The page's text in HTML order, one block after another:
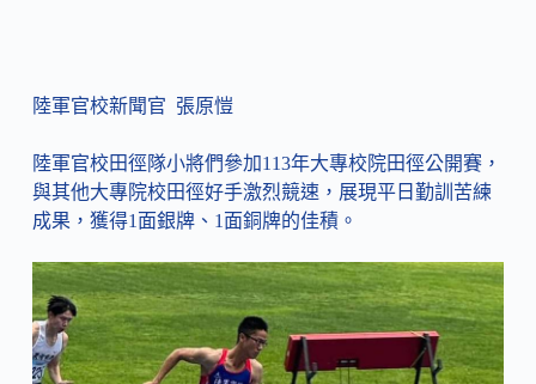
陸軍官校新聞官 張原愷
陸軍官校田徑隊小將們參加113年大專校院田徑公開賽，
與其他大專院校田徑好手激烈競速，展現平日勤訓苦練
成果，獲得1面銀牌、1面銅牌的佳積。